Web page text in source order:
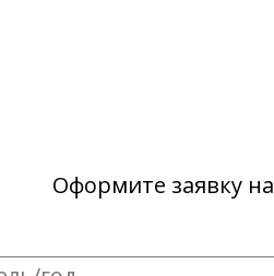
Оформите заявку на